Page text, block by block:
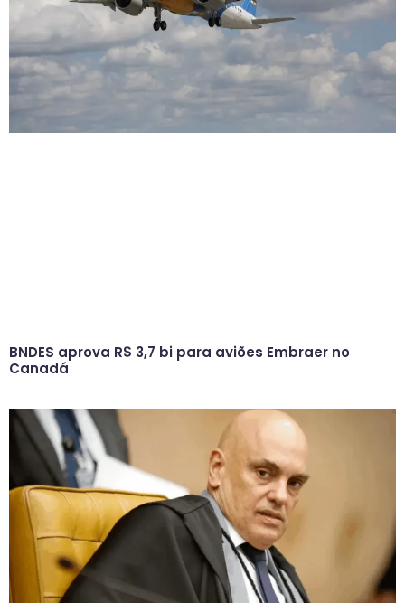
BNDES aprova R$ 3,7 bi para aviões Embraer no
Canadá